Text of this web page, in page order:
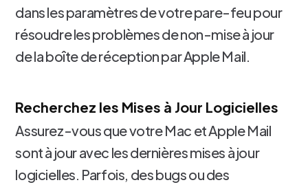
dans les paramètres de votre pare-feu pour
résoudre les problèmes de non-mise à jour
de la boîte de réception par Apple Mail.
Recherchez les Mises à Jour Logicielles
Assurez-vous que votre Mac et Apple Mail
sont à jour avec les dernières mises à jour
logicielles. Parfois, des bugs ou des